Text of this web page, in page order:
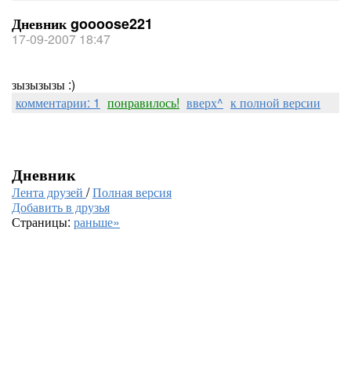
Дневник goooose221
17-09-2007 18:47
зызызызы :)
комментарии: 1 понравилось! вверх^ к полной версии
Дневник
Лента друзей /Полная версия
Добавить в друзья
Страницы: раньше»